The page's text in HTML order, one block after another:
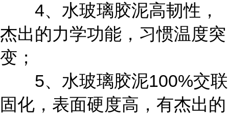
4、水玻璃胶泥高韧性，
杰出的力学功能，习惯温度突
变；
5、水玻璃胶泥100%交联
固化，表面硬度高，有杰出的